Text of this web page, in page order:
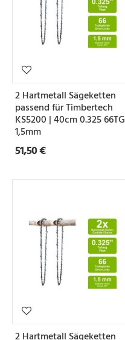
2 Hartmetall Sägeketten
passend für Timbertech
KS5200 | 40cm 0.325 66TG
1,5mm
51,50 €
2 Hartmetall Sägeketten
b
t
e
Z
a
h
o
m
e